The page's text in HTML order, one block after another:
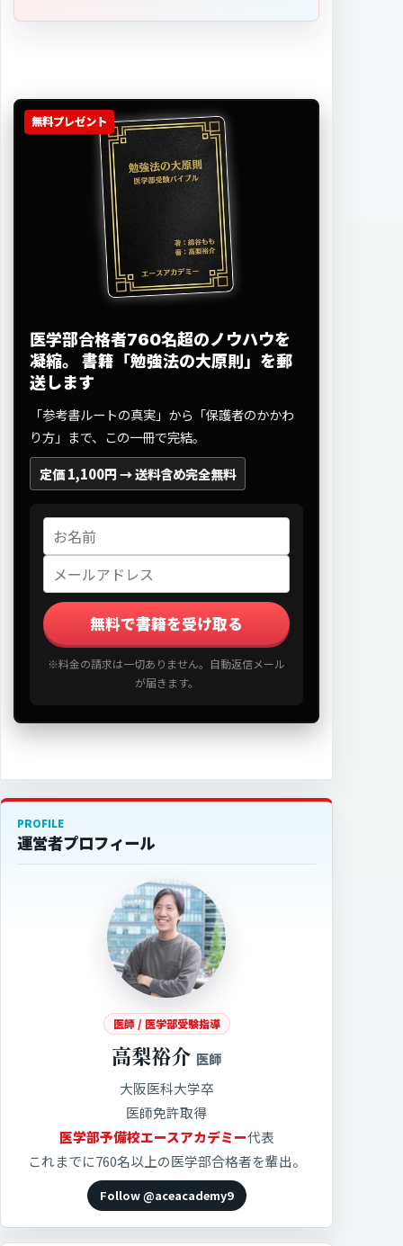
無料プレゼント
医学部合格者760名超のノウハウを
凝縮。 書籍「勉強法の大原則」を郵
送します
「参考書ルートの真実」から「保護者のかかわ
り方」まで、この一冊で完結。
定価 1,100円 →送料含め完全無料
無料で書籍を受け取る
※料金の請求は一切ありません。自動返信メール
が届きます。
PROFILE
運営者プロフィール
医師 / 医学部受験指導
高梨裕介 医師
大阪医科大学卒
医師免許取得
医学部予備校エースアカデミー代表
これまでに760名以上の医学部合格者を輩出。
Follow @aceacademy9